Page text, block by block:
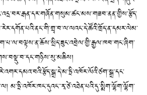
མ་ཏྲི་འཁོར་ཁང་དུའང་་རྭ་ཙེ་འཐེན་པའི་དུ་སྨིག་ལྷོག་ལྷོག་